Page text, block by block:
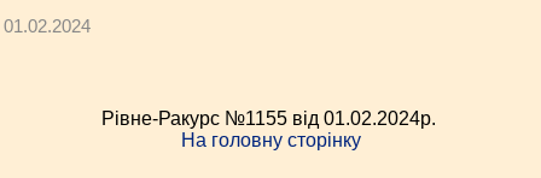
01.02.2024
Рівне-Ракурс №1155 від 01.02.2024p.
На головну сторінку